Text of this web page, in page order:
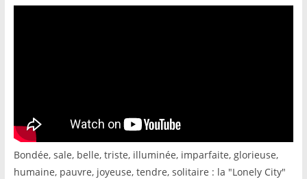
Bondée, sale, belle, triste, illuminée, imparfaite, glorieuse,
humaine, pauvre, joyeuse, tendre, solitaire : la "Lonely City"